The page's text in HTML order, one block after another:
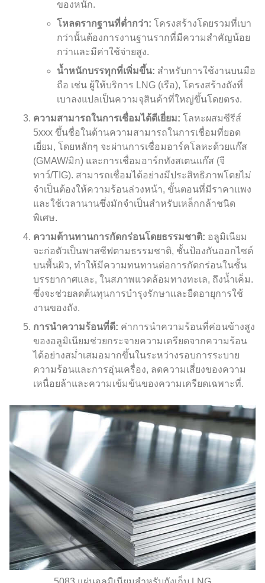
ของหนัก.
โหลดรากฐานที่ต่ำกว่า: โครงสร้างโดยรวมที่เบา
กว่านั้นต้องการงานฐานรากที่มีความสำคัญน้อย
กว่าและมีค่าใช้จ่ายสูง.
น้ำหนักบรรทุกที่เพิ่มขึ้น: สำหรับการใช้งานบนมือ
ถือ เช่น ผู้ให้บริการ LNG (เรือ), โครงสร้างถังที่
เบาลงแปลเป็นความจุสินค้าที่ใหญ่ขึ้นโดยตรง.
ความสามารถในการเชื่อมได้ดีเยี่ยม: โลหะผสมซีรีส์
5xxx ขึ้นชื่อในด้านความสามารถในการเชื่อมที่ยอด
เยี่ยม, โดยหลักๆ จะผ่านการเชื่อมอาร์คโลหะด้วยแก๊ส
(GMAW/มิก) และการเชื่อมอาร์กทังสเตนแก๊ส (จี
ทาว์/TIG). สามารถเชื่อมได้อย่างมีประสิทธิภาพโดยไม่
จำเป็นต้องให้ความร้อนล่วงหน้า, ขั้นตอนที่มีราคาแพง
และใช้เวลานานซึ่งมักจำเป็นสำหรับเหล็กกล้าชนิด
พิเศษ.
ความต้านทานการกัดกร่อนโดยธรรมชาติ: อลูมิเนียม
จะก่อตัวเป็นพาสซีฟตามธรรมชาติ, ชั้นป้องกันออกไซด์
บนพื้นผิว, ทำให้มีความทนทานต่อการกัดกร่อนในชั้น
บรรยากาศและ, ในสภาพแวดล้อมทางทะเล, ถึงน้ำเค็ม.
ซึ่งจะช่วยลดต้นทุนการบำรุงรักษาและยืดอายุการใช้
งานของถัง.
การนำความร้อนที่ดี: ค่าการนำความร้อนที่ค่อนข้างสูง
ของอลูมิเนียมช่วยกระจายความเครียดจากความร้อน
ได้อย่างสม่ำเสมอมากขึ้นในระหว่างรอบการระบาย
ความร้อนและการอุ่นเครื่อง, ลดความเสี่ยงของความ
เหนื่อยล้าและความเข้มข้นของความเครียดเฉพาะที่.